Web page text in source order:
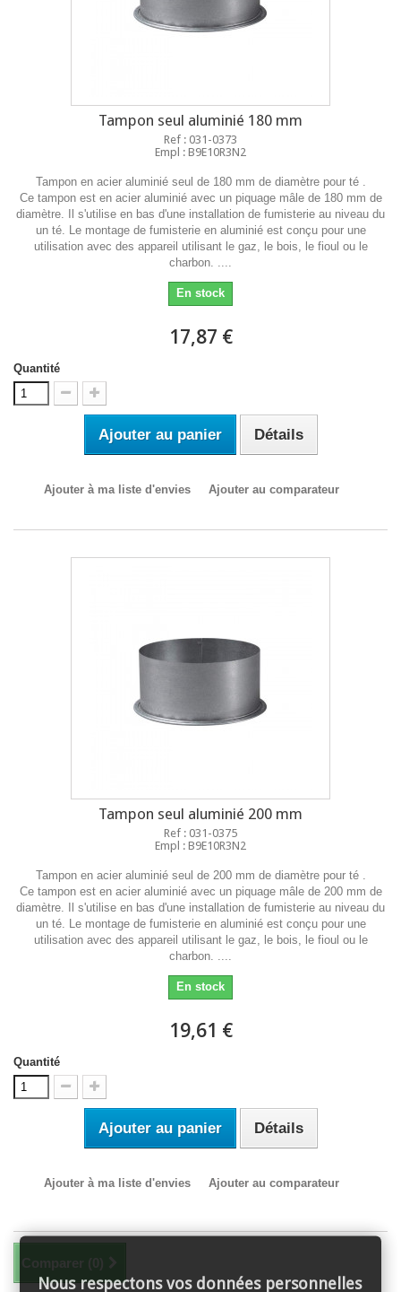
Tampon seul aluminié 180 mm
Ref : 031-0373
Empl : B9E10R3N2
Tampon en acier aluminié seul de 180 mm de diamètre pour té .
Ce tampon est en acier aluminié avec un piquage mâle de 180 mm de
diamètre. Il s'utilise en bas d'une installation de fumisterie au niveau du
un té. Le montage de fumisterie en aluminié est conçu pour une
utilisation avec des appareil utilisant le gaz, le bois, le fioul ou le
charbon. ....
En stock
17,87 €
Quantité
Ajouter au panier Détails
Ajouter à ma liste d'envies Ajouter au comparateur
Tampon seul aluminié 200 mm
Ref : 031-0375
Empl : B9E10R3N2
Tampon en acier aluminié seul de 200 mm de diamètre pour té .
Ce tampon est en acier aluminié avec un piquage mâle de 200 mm de
diamètre. Il s'utilise en bas d'une installation de fumisterie au niveau du
un té. Le montage de fumisterie en aluminié est conçu pour une
utilisation avec des appareil utilisant le gaz, le bois, le fioul ou le
charbon. ....
En stock
19,61 €
Quantité
Ajouter au panier Détails
Ajouter à ma liste d'envies Ajouter au comparateur
Nous respectons vos données personnelles